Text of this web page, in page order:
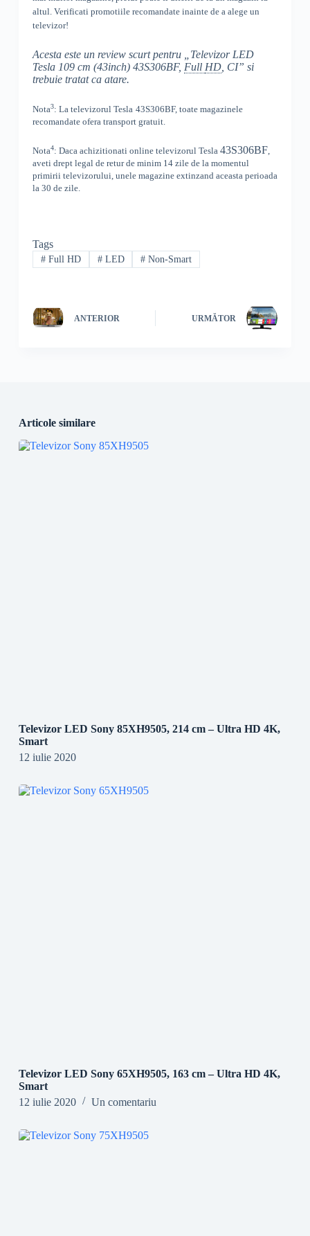
altul. Verificati promotiile recomandate inainte de a alege un
televizor!
Acesta este un review scurt pentru „Televizor LED
Tesla 109 cm (43inch) 43S306BF, Full HD, CI” si
trebuie tratat ca atare.
Nota3: La televizorul Tesla 43S306BF, toatemagazinele
recomandate ofera transport gratuit.
Nota4: Daca achizitionati online televizorul Tesla 43S306BF,
aveti drept legal de retur de minim 14 zile de la momentul
primirii televizorului, unele magazine extinzand aceasta perioada
la 30 de zile.
Tags
#Full HD #LED # Non-Smart
ANTERIOR URMĂTOR
Articole similare
Televizor LED Sony 85XH9505, 214 cm – Ultra HD 4K,
Smart
12 iulie 2020
Televizor LED Sony 65XH9505, 163 cm – Ultra HD 4K,
Smart
12 iulie 2020
Un comentariu